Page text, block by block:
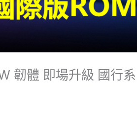
韌體 即場升級 國行系